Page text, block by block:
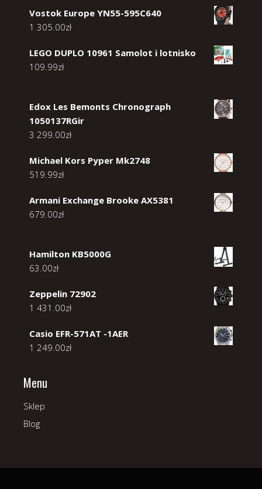
Vostok Europe YN55-595C640
1 305.00zł
LEGO DUPLO 10961 Samolot i lotnisko
109.99zł
Edox Les Bemonts Chronograph
1050137RGir
3 299.00zł
Michael Kors Pyper Mk2748
519.99zł
Armani Exchange Brooke AX5381
679.00zł
Hamilton KB5000G
63.00zł
Zeppelin 72902
1 431.00zł
Casio EFR-571AT -1AER
1 249.00zł
Menu
Sklep
Blog